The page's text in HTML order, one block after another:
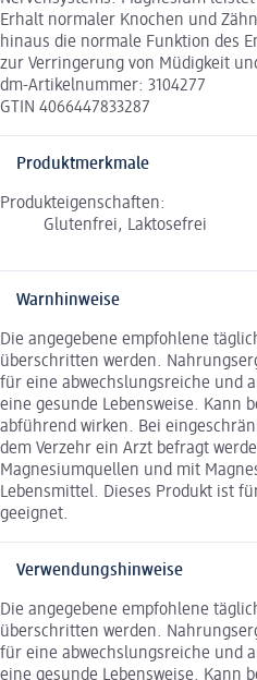
Erhalt normaler Knochen und
hinaus die normale Funktion des
zur Verringerung von Müdigkeit
dm-Artikelnummer: 3104277
GTIN 4066447833287
Produktmerkmale
Produkteigenschaften:
Glutenfrei, Laktosefrei
Warnhinweise
Die angegebene empfohlene
überschritten werden.
für eine abwechslungsreiche und
eine gesunde Lebensweise. Kann
abführend wirken. Bei
dem Verzehr ein Arzt befragt
Magnesiumquellen und mit
Lebensmittel. Dieses Produkt ist
geeignet.
Verwendungshinweise
Die angegebene empfohlene
überschritten werden.
für eine abwechslungsreiche und
eine gesunde Lebensweise. Kann